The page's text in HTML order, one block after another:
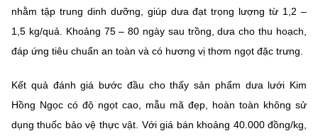
nhằm tập trung dinh dưỡng, giúp dưa đạt trọng lượng từ 1,2 –
1,5 kg/quả. Khoảng 75 – 80 ngày sau trồng, dưa cho thu hoạch,
đáp ứng tiêu chuẩn an toàn và có hương vị thơm ngọt đặc trưng.
Kết quả đánh giá bước đầu cho thấy sản phẩm dưa lưới Kim
Hồng Ngọc có độ ngọt cao, mẫu mã đẹp, hoàn toàn không sử
dụng thuốc bảo vệ thực vật. Với giá bán khoảng 40.000 đồng/kg,